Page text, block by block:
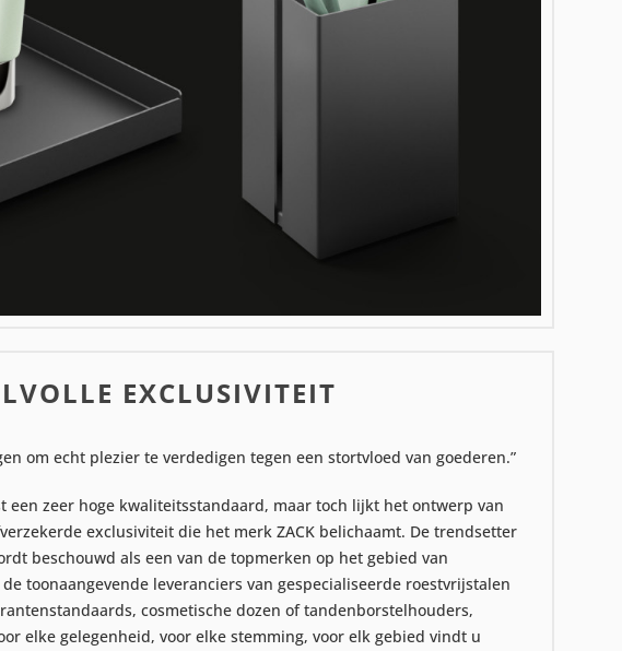
EXCLUSIVITEIT
om echt plezier te verdedigen tegen een stortvloed van goederen.”
zeer hoge kwaliteitsstandaard, maar toch lijkt het ontwerp van
exclusiviteit die het merk ZACK belichaamt. De trendsetter
beschouwd als een van de topmerken op het gebied van
toonaangevende leveranciers van gespecialiseerde roestvrijstalen
cosmetische dozen of tandenborstelhouders,
elke gelegenheid, voor elke stemming, voor elk gebied vindt u